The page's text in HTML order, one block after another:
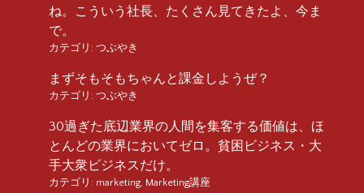
ね。こういう社長、たくさん見てきたよ、今ま
で。
カテゴリ: つぶやき
まずそもそもちゃんと課金しようぜ？
カテゴリ: つぶやき
30過ぎた底辺業界の人間を集客する価値は、ほ
とんどの業界においてゼロ。貧困ビジネス・大
手大衆ビジネスだけ。
カテゴリ: marketing Marketing講座